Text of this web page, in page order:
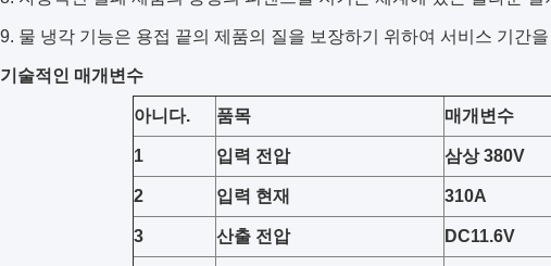
물 냉각 기능은 용접 끝의 제품의 질을 보장하기 위하여 서비스 기간
기술적인 매개변수
아니다. 품목 매개변수
1 입력 전압 삼상 380V
2 입력 현재 310A
3 산출 전압 DC11.6V